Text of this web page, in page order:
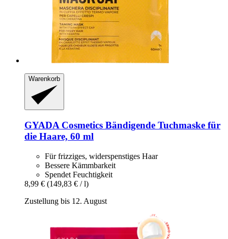
Warenkorb
GYADA Cosmetics Bändigende Tuchmaske für
die Haare, 60 ml
Für frizziges, widerspenstiges Haar
Bessere Kämmbarkeit
Spendet Feuchtigkeit
8,99 € (149,83 € / l)
Zustellung bis 12. August